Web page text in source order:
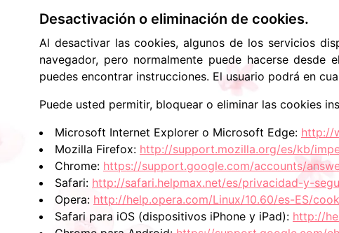
Desactivación o eliminación de cookies.
Al desactivar las cookies, algunos de los servicios
navegador, pero normalmente puede hacerse desde
puedes encontrar instrucciones. El usuario podrá en
Puede usted permitir, bloquear o eliminar las cookies
Microsoft Internet Explorer o Microsoft Edge: http://
Mozilla Firefox: http://support.mozilla.org/es/kb/
Chrome: https://support.google.com/accounts/
Safari: http://safari.helpmax.net/es/privacidad-y-
Opera: http://help.opera.com/Linux/10.60/es-ES/
Safari para iOS (dispositivos iPhone y iPad): http://